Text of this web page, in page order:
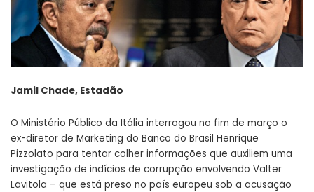
Jamil Chade, Estadão
O Ministério Público da Itália interrogou no fim de março o
ex-diretor de Marketing do Banco do Brasil Henrique
Pizzolato para tentar colher informações que auxiliem uma
investigação de indícios de corrupção envolvendo Valter
Lavitola – que está preso no país europeu sob a acusação